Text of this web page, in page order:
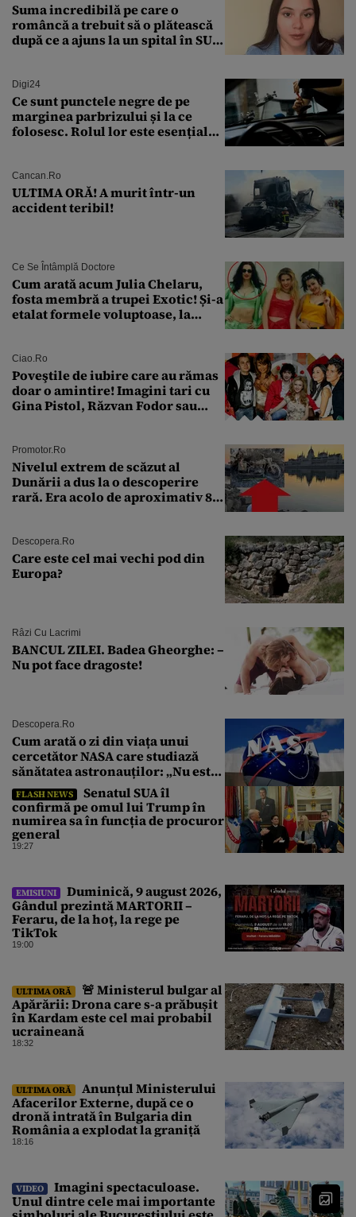
Suma incredibilă pe care o
româncă a trebuit să o plătească
după ce a ajuns la un spital în SUA:
Digi24
Ce sunt punctele negre de pe
marginea parbrizului și la ce
folosesc. Rolul lor este esențial
Cancan.ro
ULTIMA ORĂ! A murit într-un
accident teribil!
Ce Se Întâmplă Doctore
Cum arată acum Julia Chelaru,
fosta membră a trupei Exotic! Și-a
etalat formele voluptoase, la
Ciao.ro
Poveştile de iubire care au rămas
doar o amintire! Imagini tari cu
Gina Pistol, Răzvan Fodor sau
Promotor.ro
Nivelul extrem de scăzut al
Dunării a dus la o descoperire
rară. Era acolo de aproximativ 80
Descopera.ro
Care este cel mai vechi pod din
Europa?
Râzi Cu Lacrimi
BANCUL ZILEI. Badea Gheorghe: –
Nu pot face dragoste!
Descopera.ro
Cum arată o zi din viața unui
cercetător NASA care studiază
sănătatea astronauților: „Nu este
o știință complicată”
FLASH NEWS
Senatul SUA îl
confirmă pe omul lui Trump în
numirea sa în funcția de procuror
general
19:27
EMISIUNI
Duminică, 9 august 2026,
Gândul prezintă MARTORII –
Feraru, de la hoț, la rege pe
TikTok
19:00
ULTIMA ORĂ
🚨 Ministerul bulgar al
Apărării: Drona care s-a prăbușit
în Kardam este cel mai probabil
ucraineană
18:32
ULTIMA ORĂ
Anunțul Ministerului
Afacerilor Externe, după ce o
dronă intrată în Bulgaria din
România a explodat la graniță
18:16
VIDEO
Imagini spectaculoase.
Unul dintre cele mai importante